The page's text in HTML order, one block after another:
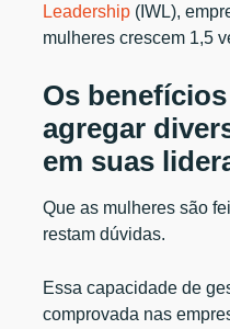
Leadership (IWL),
mulheres crescem 1,5
Os
agregar
em suas
Que as mulheres são
restam dúvidas.
Essa capacidade de
comprovada nas